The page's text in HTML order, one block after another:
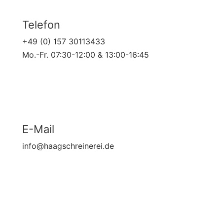
Telefon
+49 (0) 157 30113433
Mo.-Fr. 07:30-12:00 & 13:00-16:45
E-Mail
info@haagschreinerei.de